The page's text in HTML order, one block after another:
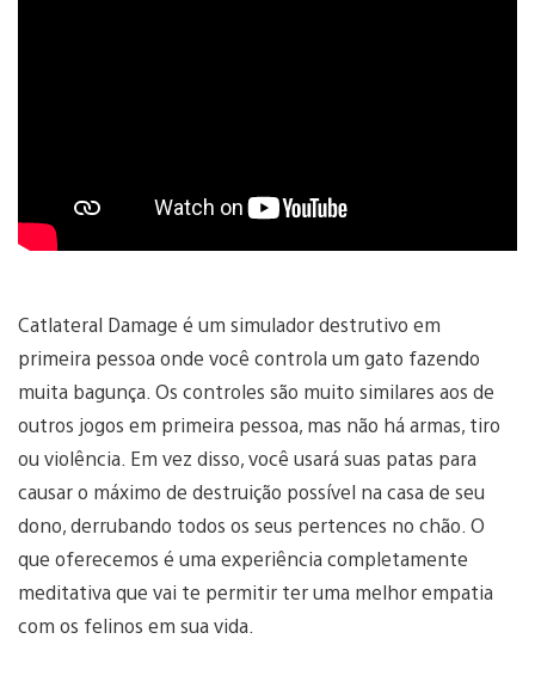
Catlateral Damage é um simulador destrutivo em
primeira pessoa onde você controla um gato fazendo
muita bagunça. Os controles são muito similares aos de
outros jogos em primeira pessoa, mas não há armas, tiro
ou violência. Em vez disso, você usará suas patas para
causar o máximo de destruição possível na casa de seu
dono, derrubando todos os seus pertences no chão. O
que oferecemos é uma experiência completamente
meditativa que vai te permitir ter uma melhor empatia
com os felinos em sua vida.